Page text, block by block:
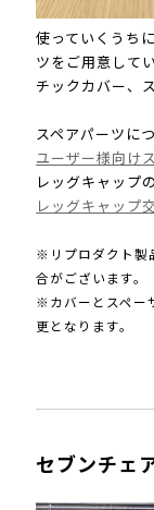
使っていくうち
ツをご用意して
チックカバー、
スペアパーツに
ユーザー様向け
レッグキャップ
レッグキャップ
※リプロダクト製
合がございます。
※カバーとスペー
更となります。
セブンチェ